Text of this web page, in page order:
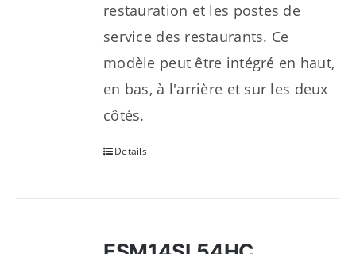
restauration et les postes de
service des restaurants. Ce
modèle peut être intégré en haut,
en bas, à l'arrière et sur les deux
côtés.
Details